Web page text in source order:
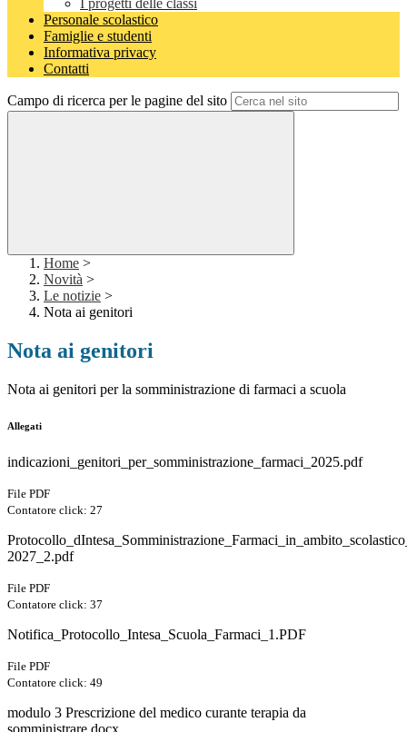
I progetti delle classi
Personale scolastico
Famiglie e studenti
Informativa privacy
Contatti
Campo di ricerca per le pagine del sito
Home >
Novità >
Le notizie >
Nota ai genitori
Nota ai genitori
Nota ai genitori per la somministrazione di farmaci a scuola
Allegati
indicazioni_genitori_per_somministrazione_farmaci_2025.pdf
File PDF
Contatore click: 27
2027_2.pdf
File PDF
Contatore click: 37
Notifica_Protocollo_Intesa_Scuola_Farmaci_1.PDF
File PDF
Contatore click: 49
modulo 3 Prescrizione del medico curante terapia da
somministrare.docx